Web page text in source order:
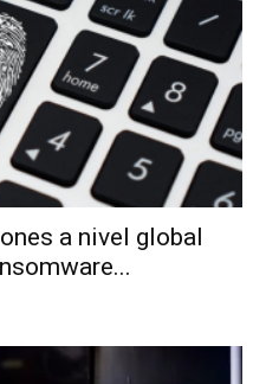
a nivel global